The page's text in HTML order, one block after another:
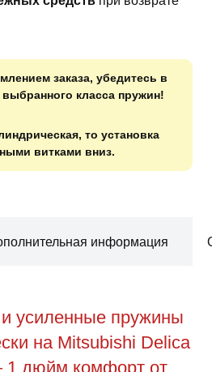
заказа, убедитесь в
класса пружин!
то установка
витками вниз.
информация
усиленные пружины
на Mitsubishi Delica
1 дюйм комфорт от